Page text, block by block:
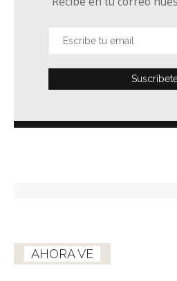
AHORA VE